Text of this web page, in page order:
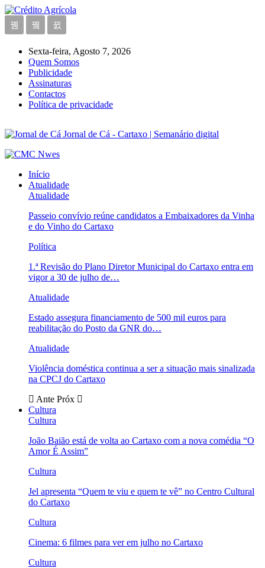
Sexta-feira, Agosto 7, 2026
Quem Somos
Publicidade
Assinaturas
Contactos
Política de privacidade
Jornal de Cá - Cartaxo | Semanário digital
Início
Atualidade
Atualidade
Passeio convívio reúne candidatos a Embaixadores da Vinha
e do Vinho do Cartaxo
Política
1.ª Revisão do Plano Diretor Municipal do Cartaxo entra em
vigor a 30 de julho de…
Atualidade
Estado assegura financiamento de 500 mil euros para
reabilitação do Posto da GNR do…
Atualidade
Violência doméstica continua a ser a situação mais sinalizada
na CPCJ do Cartaxo
Ante Próx
Cultura
Cultura
João Baião está de volta ao Cartaxo com a nova comédia “O
Amor É Assim”
Cultura
Jel apresenta “Quem te viu e quem te vê” no Centro Cultural
do Cartaxo
Cultura
Cinema: 6 filmes para ver em julho no Cartaxo
Cultura